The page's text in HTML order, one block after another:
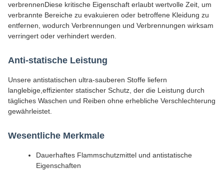
verbrennenDiese kritische Eigenschaft erlaubt wertvolle Zeit, um
verbrannte Bereiche zu evakuieren oder betroffene Kleidung zu
entfernen, wodurch Verbrennungen und Verbrennungen wirksam
verringert oder verhindert werden.
Anti-statische Leistung
Unsere antistatischen ultra-sauberen Stoffe liefern
langlebige,effizienter statischer Schutz, der die Leistung durch
tägliches Waschen und Reiben ohne erhebliche Verschlechterung
gewährleistet.
Wesentliche Merkmale
Dauerhaftes Flammschutzmittel und antistatische
Eigenschaften